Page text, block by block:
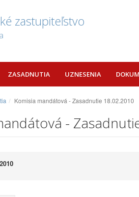
zastupiteľstvo
ZASADNUTIA UZNESENIA
Komisia mandátová - Zasadnutie 18.02.2010
-